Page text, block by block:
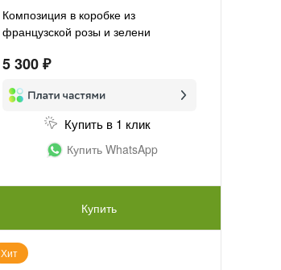
Композиция в коробке из
французской розы и зелени
5 300 ₽
Купить в 1 клик
Купить WhatsApp
Купить
Хит